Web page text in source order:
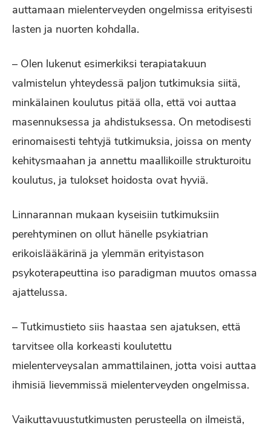
auttamaan mielenterveyden ongelmissa erityisesti
lasten ja nuorten kohdalla.
– Olen lukenut esimerkiksi terapiatakuun
valmistelun yhteydessä paljon tutkimuksia siitä,
minkälainen koulutus pitää olla, että voi auttaa
masennuksessa ja ahdistuksessa. On metodisesti
erinomaisesti tehtyjä tutkimuksia, joissa on menty
kehitysmaahan ja annettu maallikoille strukturoitu
koulutus, ja tulokset hoidosta ovat hyviä.
Linnarannan mukaan kyseisiin tutkimuksiin
perehtyminen on ollut hänelle psykiatrian
erikoislääkärinä ja ylemmän erityistason
psykoterapeuttina iso paradigman muutos omassa
ajattelussa.
– Tutkimustieto siis haastaa sen ajatuksen, että
tarvitsee olla korkeasti koulutettu
mielenterveysalan ammattilainen, jotta voisi auttaa
ihmisiä lievemmissä mielenterveyden ongelmissa.
Vaikuttavuustutkimusten perusteella on ilmeistä,